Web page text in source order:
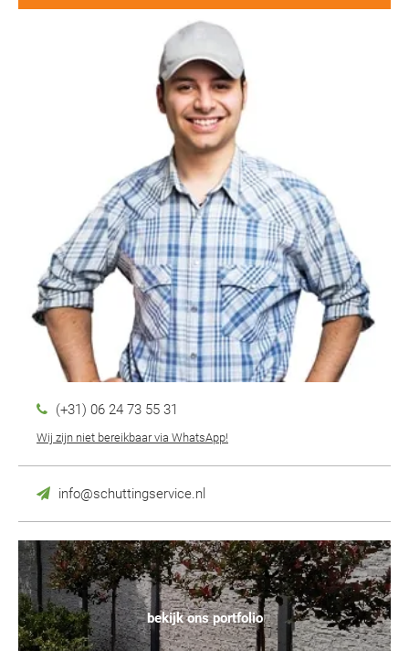
(+31) 06 24 73 55 31
Wij zijn niet bereikbaar via WhatsApp!
info@schuttingservice.nl
bekijk ons portfolio